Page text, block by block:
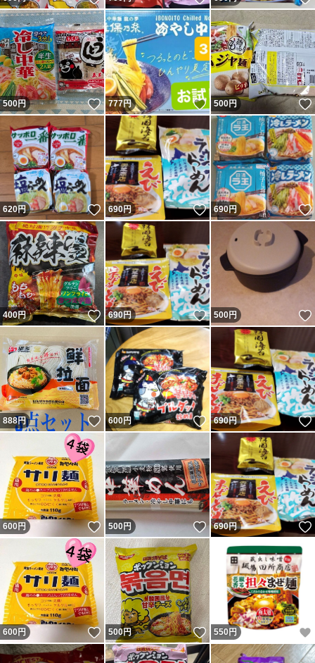
500円 いいね！
777円 いいね！
500円
620円 いいね！
690円 いいね！
690円
400円 いいね！
690円 いいね！
500円
888円 いいね！
600円 いいね！
690円
600円 いいね！
500円 いいね！
690円
600円 いいね！
500円 いいね！
550 円